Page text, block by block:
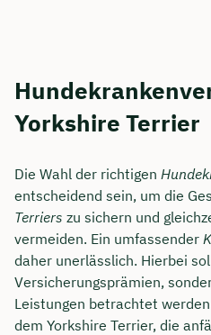
Yorkshire Terrier
Die Wahl der richtigen
entscheidend sein, um die
Terriers zu sichern und
vermeiden. Ein umfassender
daher unerlässlich. Hierbei
Versicherungsprämien,
Leistungen betrachtet
dem Yorkshire Terrier, die